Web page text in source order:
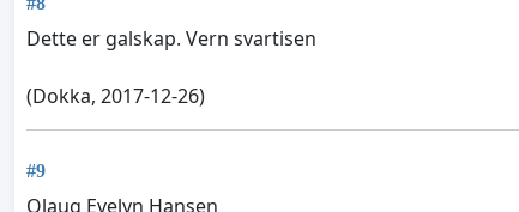
Dette er galskap. Vern svartisen
(Dokka, 2017-12-26)
#9
Olaug Evelyn Hansen